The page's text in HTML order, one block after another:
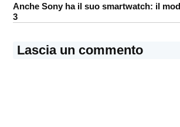
Anche Sony ha il suo smartwatch: il
3
Lascia un commento